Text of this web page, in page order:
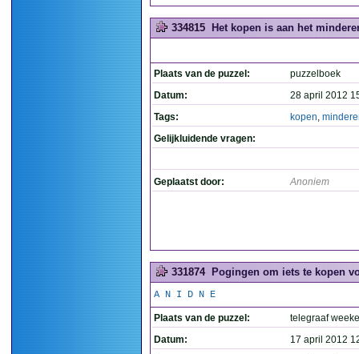
334815 Het kopen is aan het
Plaats van de puzzel:
puzzelboek
Datum:
28 april 2012
Tags:
kopen,
Gelijkluidende vragen:
Geplaatst door: Anoniem
331874 Pogingen om iets te kopen
A N I D N E
Plaats van de puzzel:
telegraaf
Datum:
17 april 2012